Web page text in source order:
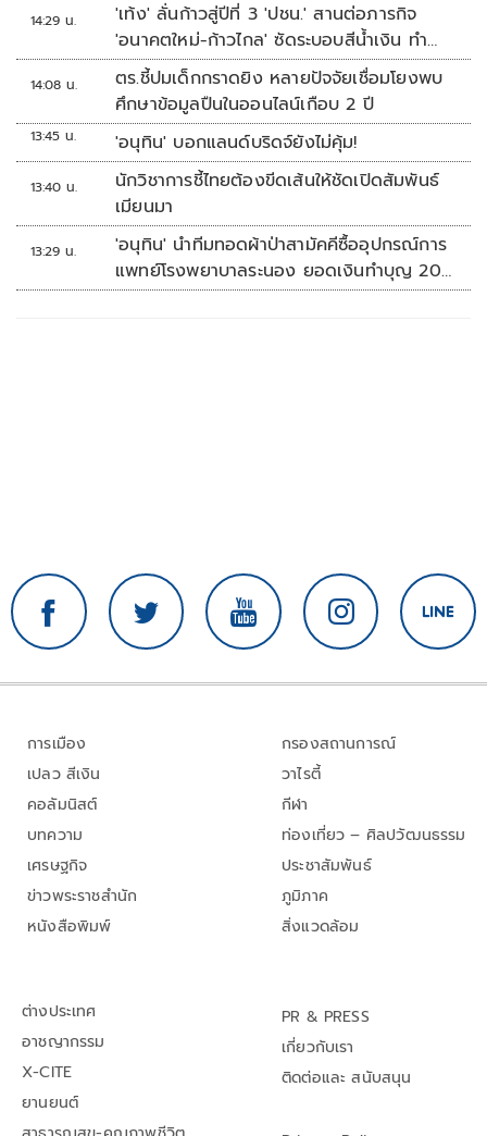
14:29 น.
'เท้ง' ลั่นก้าวสู่ปีที่ 3 'ปชน.' สานต่อภารกิจ
'อนาคตใหม่-ก้าวไกล' ซัดระบอบสีน้ำเงิน ทำ
หลักนิติรัฐ-นิติธรรมสั่นคลอน
14:08 น.
ตร.ชี้ปมเด็กกราดยิง หลายปัจจัยเชื่อมโยงพบ
ศึกษาข้อมูลปืนในออนไลน์เกือบ 2 ปี
13:45 น. 'อนุทิน' บอกแลนด์บริดจ์ยังไม่คุ้ม!
13:40 น.
นักวิชาการชี้ไทยต้องขีดเส้นให้ชัดเปิดสัมพันธ์
เมียนมา
13:29 น.
'อนุทิน' นำทีมทอดผ้าป่าสามัคคีซื้ออุปกรณ์การ
แพทย์โรงพยาบาลระนอง ยอดเงินทำบุญ 20
ล้านบาท
การเมือง
เปลว สีเงิน
คอลัมนิสต์
บทความ
เศรษฐกิจ
ข่าวพระราชสำนัก
หนังสือพิมพ์
กรองสถานการณ์
วาไรตี้
กีฬา
ท่องเที่ยว – ศิลปวัฒนธรรม
ประชาสัมพันธ์
ภูมิภาค
สิ่งแวดล้อม
ต่างประเทศ
อาชญากรรม
X-CITE
ยานยนต์
PR & PRESS
เกี่ยวกับเรา
ติดต่อและ สนับสนุน